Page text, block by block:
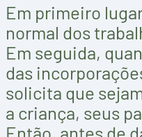
Em primeiro
normal dos
Em seguida,
das
solicita que
a criança, seus
Então, antes de